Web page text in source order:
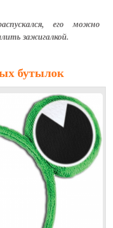
его можно
зажигалкой.
бутылок